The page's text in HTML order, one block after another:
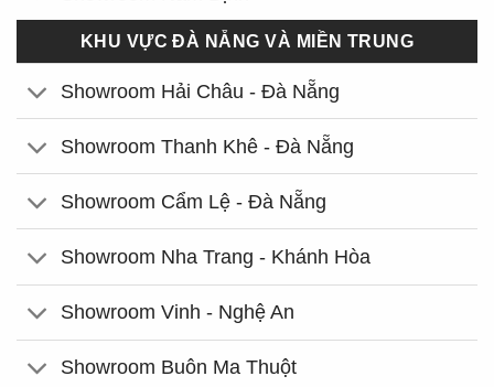
KHU VỰC ĐÀ NẴNG VÀ MIỀN TRUNG
Showroom Hải Châu - Đà Nẵng
Showroom Thanh Khê - Đà Nẵng
Showroom Cẩm Lệ - Đà Nẵng
Showroom Nha Trang - Khánh Hòa
Showroom Vinh - Nghệ An
Showroom Buôn Ma Thuột